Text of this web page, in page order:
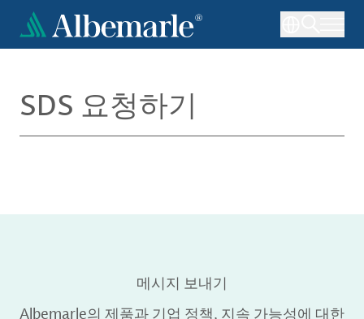
콘
SDS 요청하기
메시지 보내기
Albemarle의 제품과 기업 정책, 지속 가능성에 대한